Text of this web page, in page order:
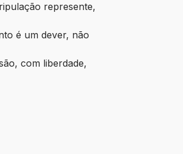
represente,
é um dever, não
com liberdade,